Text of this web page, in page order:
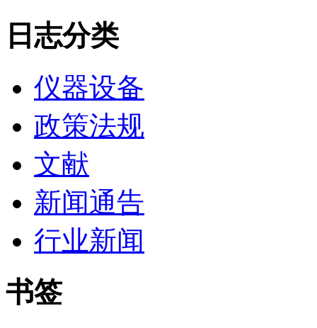
日志分类
仪器设备
政策法规
文献
新闻通告
行业新闻
书签